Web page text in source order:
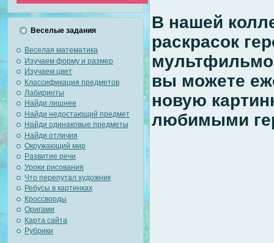
Веселые задания
Веселая математика
Изучаем форму и размер
Изучаем цвет
Классификация предметов
Лабиринты
Найди лишнее
Найди недостающий предмет
Найди одинаковые предметы
Найди отличия
Окружающий мир
Развитие речи
Уроки рисования
Что перепутал художник
Ребусы в картинках
Кроссворды
Оригами
Карта сайта
Рубрики
В нашей
раскрасок
вы можете
новую
любимыми